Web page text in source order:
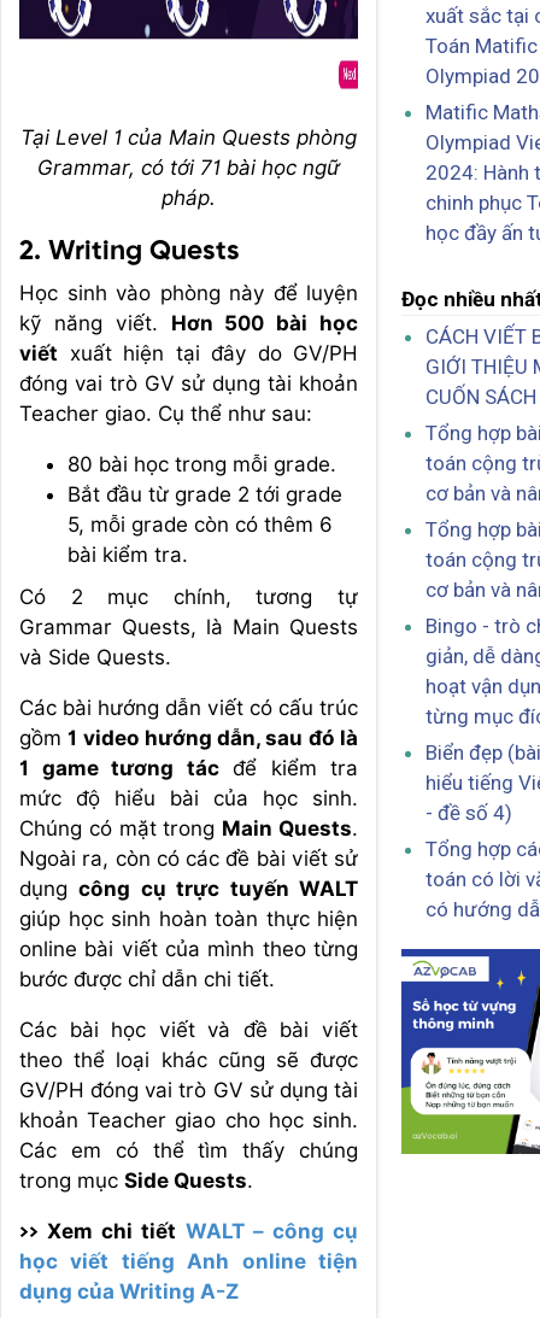
Tại Level 1 của Main Quests phòng
Grammar, có tới 71 bài học ngữ
pháp.
2. Writing Quests
Học sinh vào phòng này để luyện
kỹ năng viết. Hơn 500 bài học
viết xuất hiện tại đây do GV/PH
đóng vai trò GV sử dụng tài khoản
Teacher giao. Cụ thể như sau:
80 bài học trong mỗi grade.
Bắt đầu từ grade 2 tới grade
5, mỗi grade còn có thêm 6
bài kiểm tra.
Có 2 mục chính, tương tự
Grammar Quests, là Main Quests
và Side Quests.
Các bài hướng dẫn viết có cấu trúc
gồm1 video hướng dẫn, sau đó là
1 game tương tácđể kiểm tra
mức độ hiểu bài của học sinh.
Chúng có mặt trong Main Quests.
Ngoài ra, còn có các đề bài viết sử
dụngcông cụ trực tuyến WALT
giúp học sinh hoàn toàn thực hiện
online bài viết của mình theo từng
bước được chỉ dẫn chi tiết.
Các bài học viết và đề bài viết
theo thể loại khác cũng sẽ được
GV/PH đóng vai trò GV sử dụng tài
khoản Teacher giao cho học sinh.
Các em có thể tìm thấy chúng
trong mục Side Quests.
>> Xem chi tiết WALT – công cụ
học viết tiếng Anh online tiện
dụng của Writing A-Z
xuất sắc tại
Toán
Olympiad
Matific
Olympiad
2024: Hành
chinh phục
học đầy ấn
Đọc nhiều
CÁCH VIẾT
GIỚI THIỆU
CUỐN SÁCH
Tổng hợp
toán cộng
cơ bản và
Tổng hợp
toán cộng
cơ bản và
Bingo - trò
giản, dễ
hoạt vận
từng mục
Biển đẹp
hiểu tiếng
- đề số 4)
Tổng hợp
toán có lời
có hướng